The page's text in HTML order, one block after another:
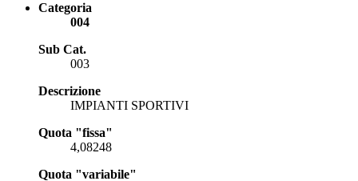
Categoria
004
Sub Cat.
003
Descrizione
IMPIANTI SPORTIVI
Quota "fissa"
4,08248
Quota "variabile"